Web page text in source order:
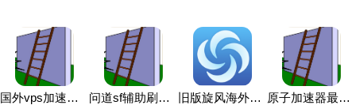
国外vps加速器免费下载 问道sf辅助刷道加速器 旧版旋风海外加速器求链接 原子加速器最新版本2023年